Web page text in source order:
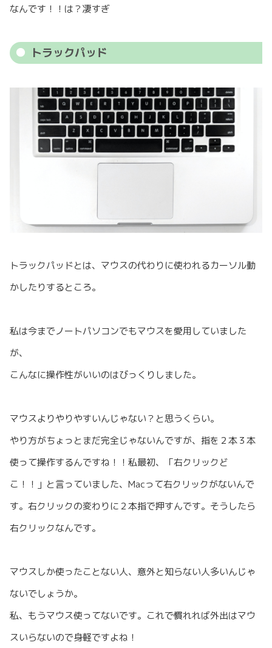
なんです！！は？凄すぎ
トラックパッド
トラックパッドとは、マウスの代わりに使われるカーソル動
かしたりするところ。
私は今までノートパソコンでもマウスを愛用していました
が、
こんなに操作性がいいのはびっくりしました。
マウスよりやりやすいんじゃない？と思うくらい。
やり方がちょっとまだ完全じゃないんですが、指を２本３本
使って操作するんですね！！私最初、「右クリックど
こ！！」と言っていました、Macって右クリックがないんで
す。右クリックの変わりに２本指で押すんです。そうしたら
右クリックなんです。
マウスしか使ったことない人、意外と知らない人多いんじゃ
ないでしょうか。
私、もうマウス使ってないです。これで慣れれば外出はマウ
スいらないので身軽ですよね！